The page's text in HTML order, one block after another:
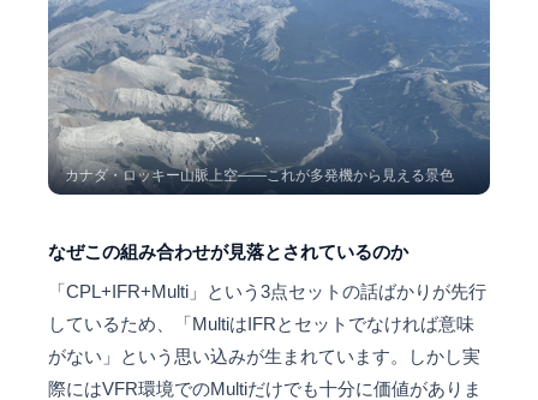
カナダ・ロッキー山脈上空——これが多発機から見える景色
なぜこの組み合わせが見落とされているのか
「CPL+IFR+Multi」という3点セットの話ばかりが先行
しているため、「MultiはIFRとセットでなければ意味
がない」という思い込みが生まれています。しかし実
際にはVFR環境でのMultiだけでも十分に価値がありま